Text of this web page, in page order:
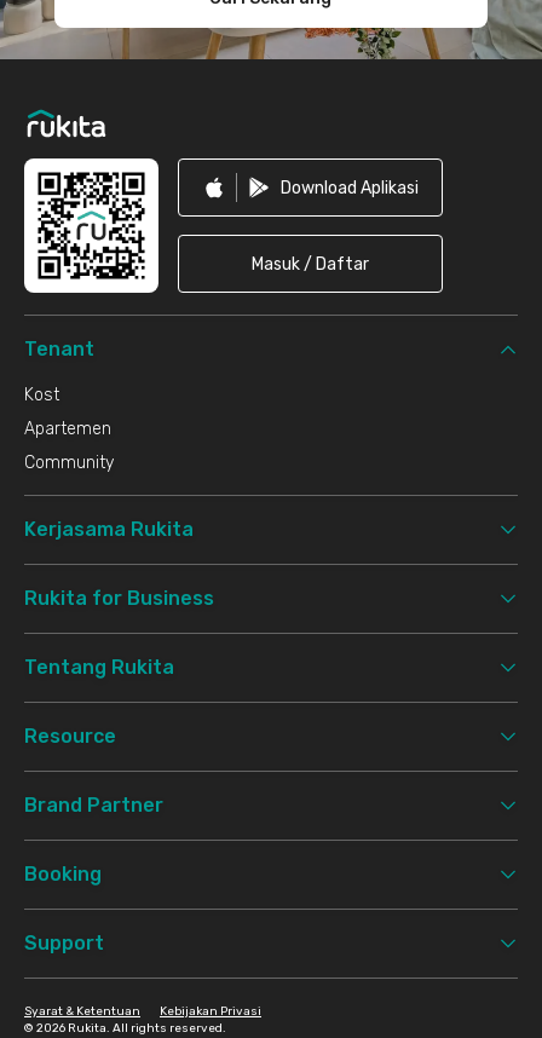
Download Aplikasi
Masuk / Daftar
Tenant
Kost
Apartemen
Community
Kerjasama Rukita
Rukita for Business
Tentang Rukita
Resource
Brand Partner
Booking
Support
© 2026 Rukita. All rights reserved.
Syarat & Ketentuan Kebijakan Privasi